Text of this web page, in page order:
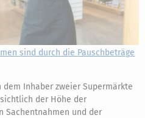
sind durch die Pauschbeträge
dem Inhaber zweier Supermärkte
der Höhe der
Sachentnahmen und der